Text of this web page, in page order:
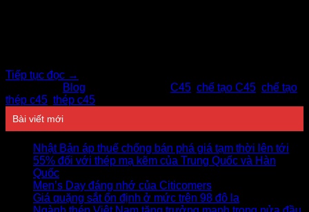
Tiếp tục đọc →
Blog C45 chế tạo C45 chế tạo
thép c45 thép c45
Bài viết mới
Nhật Bản áp thuế chống bán phá giá tạm thời lên tới
55% đối với thép mạ kẽm của Trung Quốc và Hàn
Quốc
Men’s Day đáng nhớ của Citicomers
Giá quặng sắt ổn định ở mức trên 98 đô la